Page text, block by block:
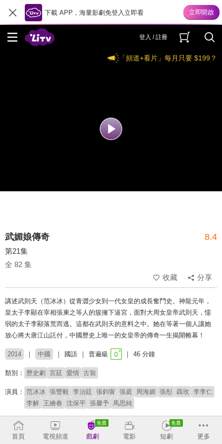
下載 APP，海量影劇免登入立即看
登入 / 註冊
「頻道+看片」每月只要 $199？
武媚娘傳奇 8.4
第21集
全 82 集
收藏
分享
講述武則天（范冰冰）從青澀少女到一代女皇的成長奮鬥史。神龍元年，
皇太子李顯在宰相張柬之等人的簇擁下逼宮，面對大周女皇帝武則天，懦
弱的太子李顯落荒而逃。這都在武則天的意料之中。她在等著一個人讓她
放心將大唐江山託付，中國歷史上唯一的女皇帝的傳奇一生揭開帷幕！
2014 中國 國語 普遍級 46 分鐘
類別： 歷史劇 宮廷 愛情 古裝
演員： 范冰冰 張豐毅 李治廷 張鈞甯 張庭 周海媚 張彤 聶玫 李李仁
李解 王繪春 沈保平 張馨予 馬思純
導演：
原著： 高翊浚
首頁 電視頻道 戲劇 電影 短劇 更多